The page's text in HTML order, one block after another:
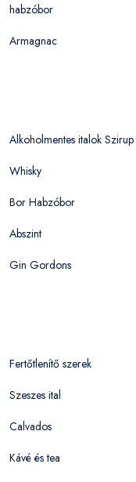
habzóbor
Armagnac
Alkoholmentes italok Szirup
Whisky
Bor Habzóbor
Abszint
Gin Gordons
Fertőtlenítő szerek
Szeszes ital
Calvados
Kávé és tea